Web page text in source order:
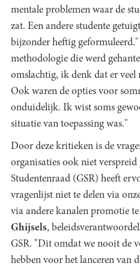
mentale problemen waar de
zat. Een andere studente
bijzonder heftig
methodologie die werd
omslachtig, ik denk dat er veel
Ook waren de opties voor
onduidelijk. Ik wist soms
situatie van toepassing was."
Door deze kritieken is de
organisaties ook niet verspreid
Studentenraad (GSR) heeft
vragenlijst niet te delen via
via andere kanalen promotie
Ghijsels,
GSR. "Dit omdat we nooit de
hebben voor het lanceren van